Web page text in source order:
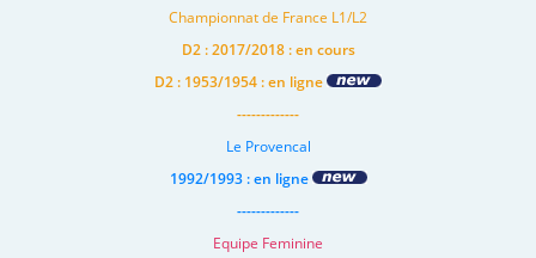
Championnat de France L1/L2
D2 : 2017/2018 : en cours
D2 : 1953/1954 : en ligne
-------------
Le Provencal
1992/1993 : en ligne
-------------
Equipe Feminine